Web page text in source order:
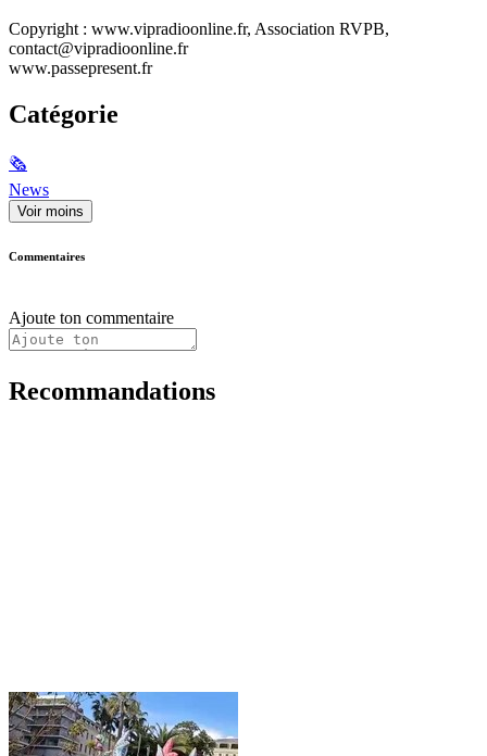
Copyright : www.vipradioonline.fr, Association RVPB,
contact@vipradioonline.fr
www.passepresent.fr
Catégorie
🗞
News
Voir moins
Commentaires
Ajoute ton commentaire
Recommandations